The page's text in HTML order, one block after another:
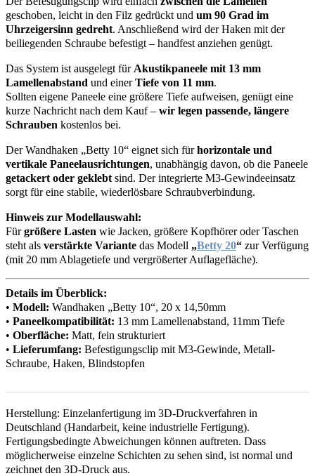
geschoben, leicht in den Filz gedrückt und um 90 Grad im
Uhrzeigersinn gedreht. Anschließend wird der Haken mit der
beiliegenden Schraube befestigt – handfest anziehen genügt.
Das System ist ausgelegt für Akustikpaneele mit 13 mm
Lamellenabstand und einerTiefe von 11 mm.
Sollten eigene Paneele eine größere Tiefe aufweisen, genügt eine
kurze Nachricht nach dem Kauf – wir legen passende, längere
Schrauben kostenlos bei.
Der Wandhaken „Betty 10“ eignet sich fürhorizontale und
vertikale Paneelausrichtungen, unabhängig davon, ob die Paneele
getackert oder geklebt sind. Der integrierte M3-Gewindeeinsatz
sorgt für eine stabile, wiederlösbare Schraubverbindung.
Hinweis zur Modellauswahl:
Fürgrößere Lasten wie Jacken, größere Kopfhörer oder Taschen
steht als verstärkte Variante das Modell „Betty 20“ zur Verfügung
(mit 20 mm Ablagetiefe und vergrößerter Auflagefläche).
Details im Überblick:
• Modell: Wandhaken „Betty 10“, 20 x 14,50mm
• Paneelkompatibilität: 13 mm Lamellenabstand, 11mm Tiefe
• Oberfläche: Matt, fein strukturiert
• Lieferumfang: Befestigungsclip mit M3-Gewinde, Metall-
Schraube, Haken, Blindstopfen
Herstellung: Einzelanfertigung im 3D-Druckverfahren in
Deutschland (Handarbeit, keine industrielle Fertigung).
Fertigungsbedingte Abweichungen können auftreten. Dass
möglicherweise einzelne Schichten zu sehen sind, ist normal und
zeichnet den 3D-Druck aus.